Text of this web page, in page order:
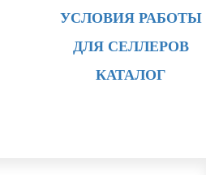
УСЛОВИЯ РАБОТЫ
ДЛЯ СЕЛЛЕРОВ
КАТАЛОГ